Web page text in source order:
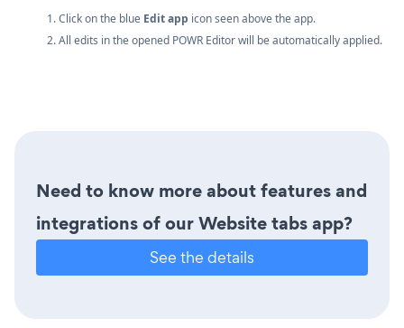
1. Click on the blue Edit app icon seen above the app.
2. All edits in the opened POWR Editor will be automatically applied.
Need to know more about features and
integrations of our Website tabs app?
See the details